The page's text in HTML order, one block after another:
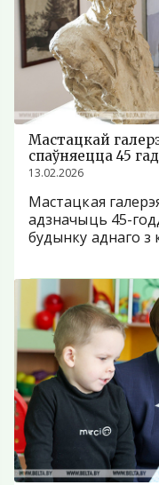
Мастацкай
спаўняецца 45
13.02.2026
Мастацкая
адзначыць 45-
будынку аднаго з